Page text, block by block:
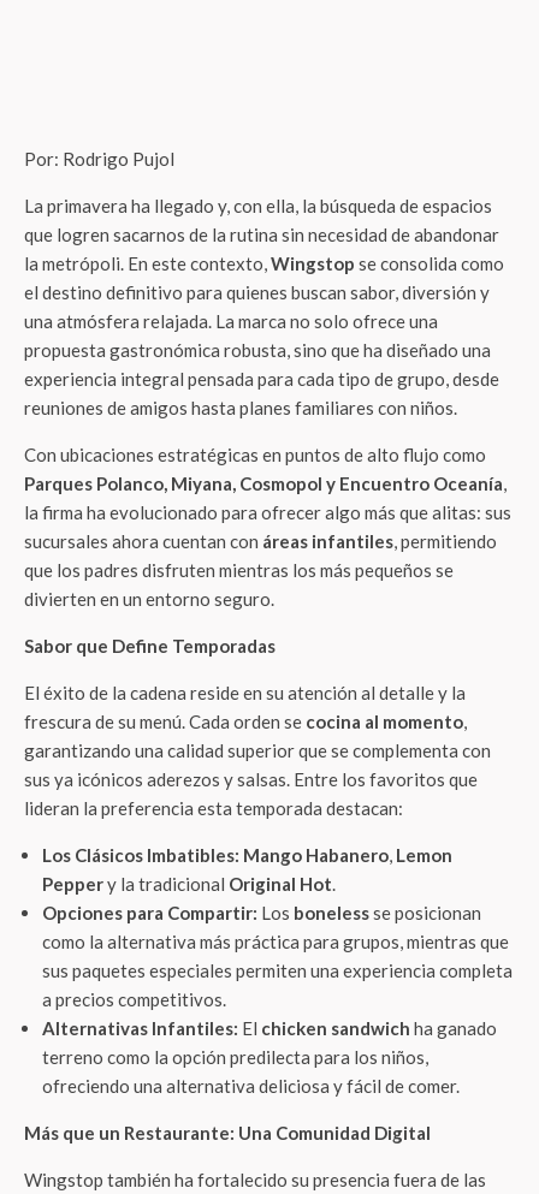
Por: Rodrigo Pujol
La primavera ha llegado y, con ella, la búsqueda de espacios
que logren sacarnos de la rutina sin necesidad de abandonar
la metrópoli. En este contexto,Wingstop se consolida como
el destino definitivo para quienes buscan sabor, diversión y
una atmósfera relajada. La marca no solo ofrece una
propuesta gastronómica robusta, sino que ha diseñado una
experiencia integral pensada para cada tipo de grupo, desde
reuniones de amigos hasta planes familiares con niños.
Con ubicaciones estratégicas en puntos de alto flujo como
Parques Polanco, Miyana, Cosmopol y Encuentro Oceanía,
la firma ha evolucionado para ofrecer algo más que alitas: sus
sucursales ahora cuentan con áreas infantiles, permitiendo
que los padres disfruten mientras los más pequeños se
divierten en un entorno seguro.
Sabor que Define Temporadas
El éxito de la cadena reside en su atención al detalle y la
frescura de su menú. Cada orden se cocina al momento,
garantizando una calidad superior que se complementa con
sus ya icónicos aderezos y salsas. Entre los favoritos que
lideran la preferencia esta temporada destacan:
Los Clásicos Imbatibles: Mango Habanero, Lemon
Peppery la tradicional Original Hot.
Opciones para Compartir: Los bonelessse posicionan
como la alternativa más práctica para grupos, mientras que
sus paquetes especiales permiten una experiencia completa
a precios competitivos.
Alternativas Infantiles: El chicken sandwich ha ganado
terreno como la opción predilecta para los niños,
ofreciendo una alternativa deliciosa y fácil de comer.
Más que un Restaurante: Una Comunidad Digital
Wingstop también ha fortalecido su presencia fuera de las